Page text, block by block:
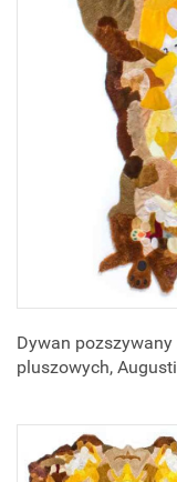
Dywan
pluszowych,